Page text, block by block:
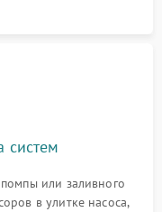
систем
или заливного
в улитке насоса,